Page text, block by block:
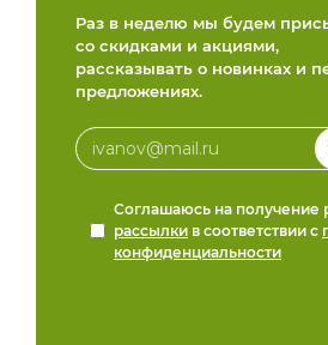
Раз в неделю мы будем
со скидками и акциями,
рассказывать о новинках и
предложениях.
Соглашаюсь на получение
рассылки в соответствии с
конфиденциальности